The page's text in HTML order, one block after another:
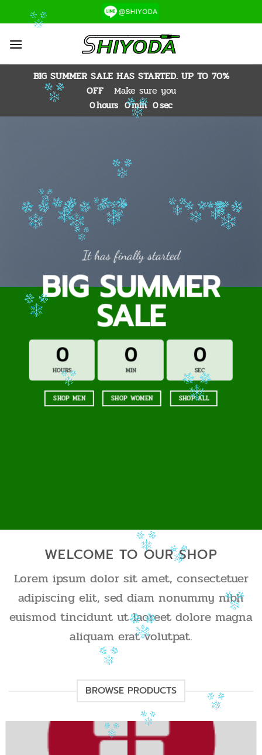
ไป
เนื้อหา
BIG SUMMER SALE HAS STARTED. UP TO 70%
OFF Make sure you
0hours 0min 0sec
It has finally started
BIG SUMMER
SALE
0
HOURS
0
MIN
0
SEC
SHOP MEN SHOP WOMEN SHOP ALL
WELCOME TO OUR SHOP
Lorem ipsum dolor sit amet, consectetuer
adipiscing elit, sed diam nonummy nibh
euismod tincidunt ut laoreet dolore magna
aliquam erat volutpat.
BROWSE PRODUCTS